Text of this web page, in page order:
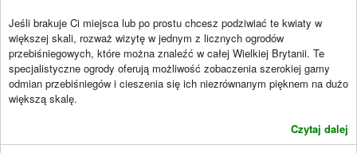
Jeśli brakuje Ci miejsca lub po prostu chcesz podziwiać te kwiaty w
większej skali, rozważ wizytę w jednym z licznych ogrodów
przebiśniegowych, które można znaleźć w całej Wielkiej Brytanii. Te
specjalistyczne ogrody oferują możliwość zobaczenia szerokiej gamy
odmian przebiśniegów i cieszenia się ich niezrównanym pięknem na dużo
większą skalę.
Czytaj dalej